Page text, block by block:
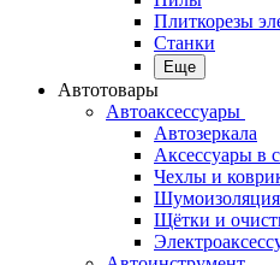
Плиткорезы
Станки
Еще
Автотовары
Автоаксессуары
Автозеркала
Аксессуары в
Чехлы и
Шумоизоляция
Щётки и